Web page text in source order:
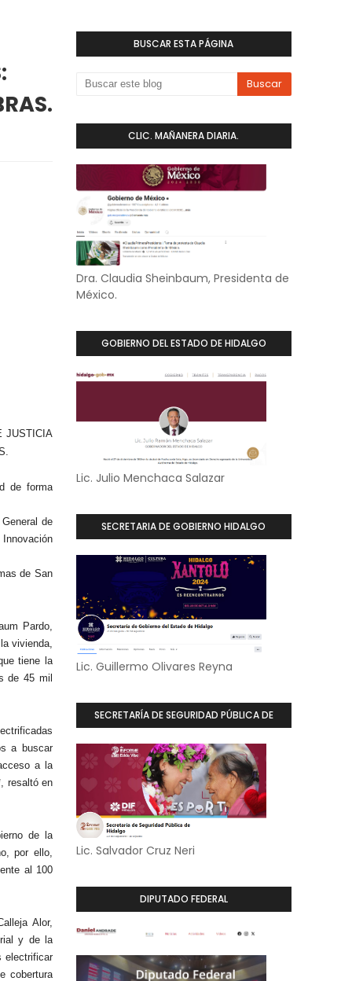
JUSTICIA
de forma
de
de San
Pardo,
vivienda,
tiene la
de 45 mil
a buscar
a la
resaltó en
de la
por ello,
al 100
Alor,
y de la
electrificar
cobertura
BUSCAR ESTA PÁGINA
CLIC. MAÑANERA DIARIA.
Dra. Claudia Sheinbaum, Presidenta de
México.
GOBIERNO DEL ESTADO DE HIDALGO
Lic. Julio Menchaca Salazar
SECRETARIA DE GOBIERNO HIDALGO
Lic. Guillermo Olivares Reyna
SECRETARÍA DE SEGURIDAD PÚBLICA DE
Lic. Salvador Cruz Neri
DIPUTADO FEDERAL